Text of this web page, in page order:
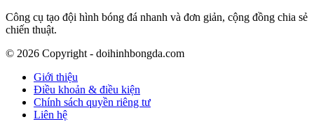
Công cụ tạo đội hình bóng đá nhanh và đơn giản, cộng đồng chia sẻ
chiến thuật.
© 2026 Copyright - doihinhbongda.com
Giới thiệu
Điều khoản & điều kiện
Chính sách quyền riêng tư
Liên hệ